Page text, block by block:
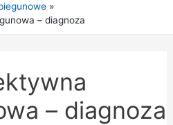
– diagnoza
– diagnoza